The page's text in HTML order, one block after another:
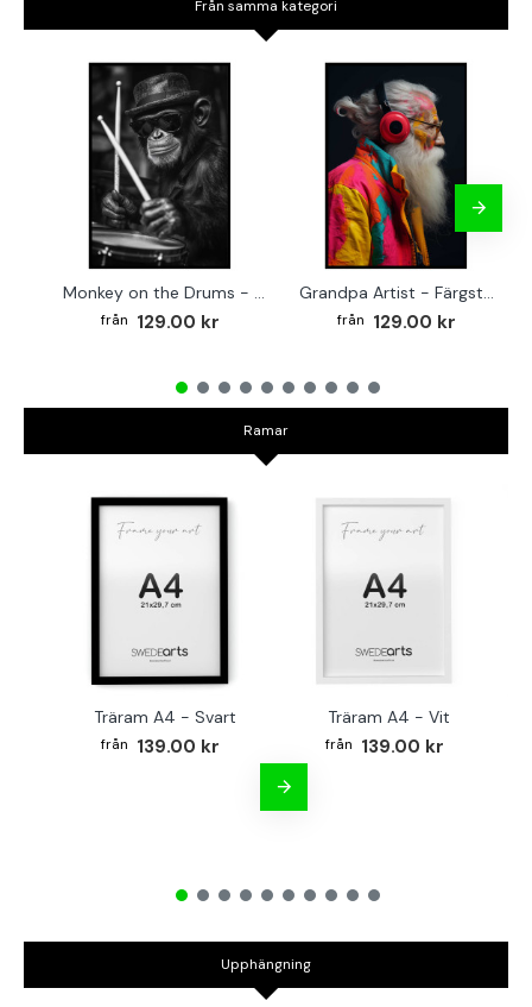
Från samma kategori
Monkey on the Drums - Trendig poster
129.00 kr
Grandpa Artist - Färgstark poster
129.00 kr
Ramar
Träram A4 - Svart
139.00 kr
Träram A4 - Vit
139.00 kr
Upphängning